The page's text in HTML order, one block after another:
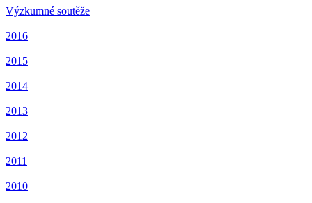
Výzkumné soutěže
2016
2015
2014
2013
2012
2011
2010